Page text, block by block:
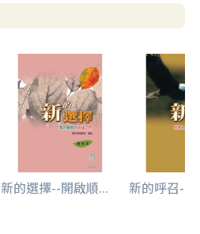
新的選擇--開啟順... 新的呼召--